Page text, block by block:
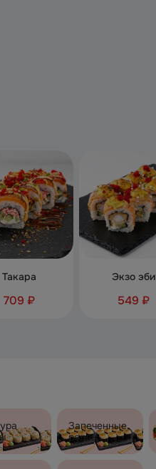
Такара
709 ₽
Экзо эби
549 ₽
Запеченные
роллы